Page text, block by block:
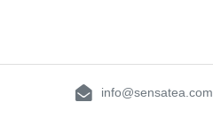
info@sensatea.com